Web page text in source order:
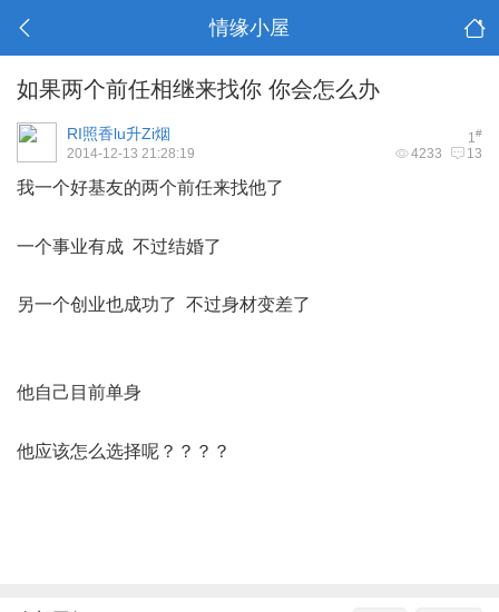
情缘小屋
如果两个前任相继来找你 你会怎么办
1#
RI照香lu升Zi烟
4233 13
2014-12-13 21:28:19
我一个好基友的两个前任来找他了
一个事业有成 不过结婚了
另一个创业也成功了 不过身材变差了
他自己目前单身
他应该怎么选择呢？？？？